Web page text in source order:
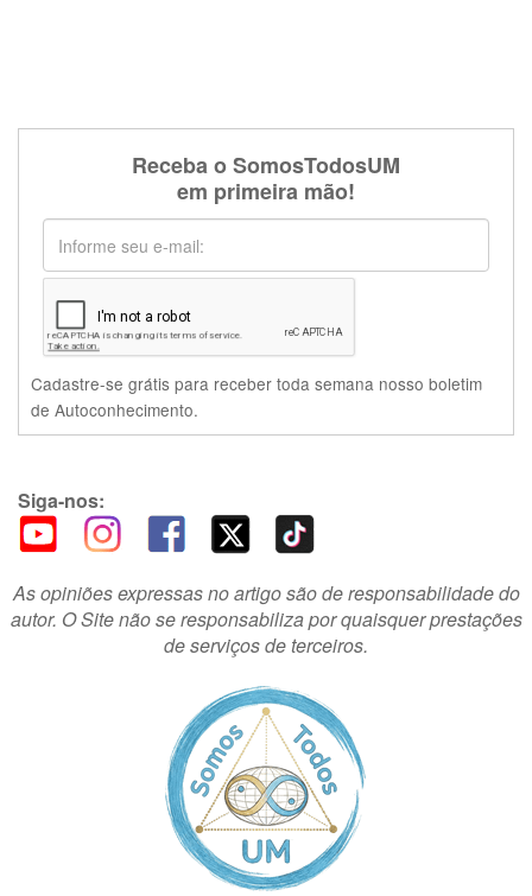
Receba o SomosTodosUM
em primeira mão!
Cadastre-se grátis para receber toda semana nosso boletim
de Autoconhecimento.
Siga-nos:
As opiniões expressas no artigo são de responsabilidade do
autor. O Site não se responsabiliza por quaisquer prestações
de serviços de terceiros.